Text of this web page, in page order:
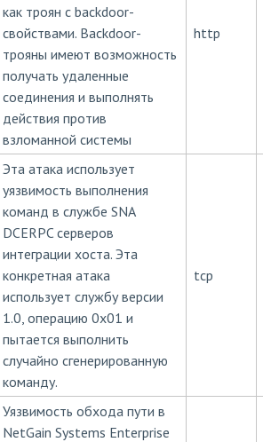
как троян с backdoor-
свойствами. Backdoor-
трояны имеют возможность
получать удаленные
соединения и выполнять
действия против
взломанной системы
http
Эта атака использует
уязвимость выполнения
команд в службе SNA
DCERPC серверов
интеграции хоста. Эта
конкретная атака
использует службу версии
1.0, операцию 0x01 и
пытается выполнить
случайно сгенерированную
команду.
tcp
Уязвимость обхода пути в
NetGain Systems Enterprise